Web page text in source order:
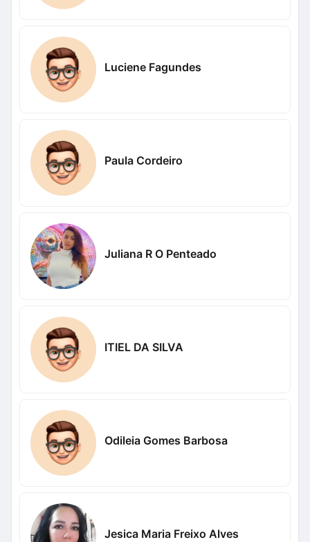
Luciene Fagundes
Paula Cordeiro
Juliana R O Penteado
ITIEL DA SILVA
Odileia Gomes Barbosa
Jesica Maria Freixo Alves